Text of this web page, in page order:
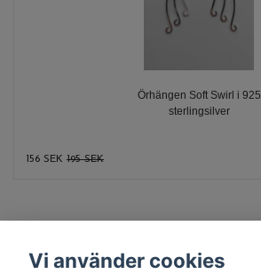
Örhängen Soft Swirl i 925
sterlingsilver
156 SEK 195 SEK
Vi använder cookies